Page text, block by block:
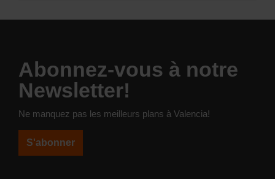
Abonnez-vous à notre
Newsletter!
Ne manquez pas les meilleurs plans à Valencia!
S'abonner